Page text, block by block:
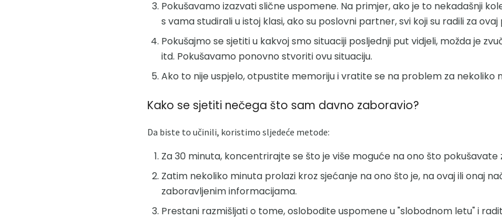
Pokušavamo izazvati slične uspomene. Na primjer, ako je to nekadašnji
s vama studirali u istoj klasi, ako su poslovni partner, svi koji su radili za
Pokušajmo se sjetiti u kakvoj smo situaciji posljednji put vidjeli, možda je
itd. Pokušavamo ponovno stvoriti ovu situaciju.
Ako to nije uspjelo, otpustite memoriju i vratite se na problem za nekoliko
Kako se sjetiti nečega što sam davno zaboravio?
Da biste to učinili, koristimo sljedeće metode:
Za 30 minuta, koncentrirajte se što je više moguće na ono što pokušavate
Zatim nekoliko minuta prolazi kroz sjećanje na ono što je, na ovaj ili onaj
zaboravljenim informacijama.
Prestani razmišljati o tome, oslobodite uspomene u "slobodnom letu" i